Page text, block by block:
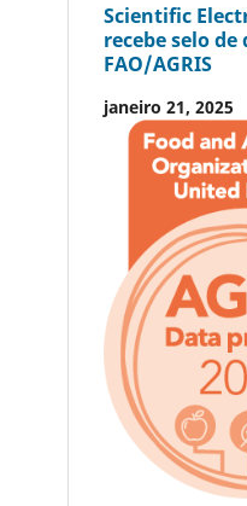
Scientific
recebe selo
FAO/AGRIS
janeiro 21, 2025